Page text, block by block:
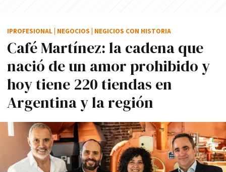
Café Martínez: la cadena que
nació de un amor prohibido y
hoy tiene 220 tiendas en
Argentina y la región
IPROFESIONAL NEGOCIOS NEGICIOS CON HISTORIA